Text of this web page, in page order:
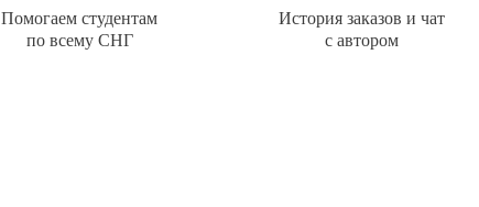
Помогаем студентам
по всему СНГ
История заказов и чат
с автором